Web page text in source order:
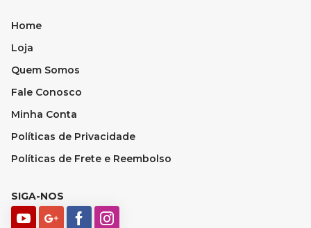
Home
Loja
Quem Somos
Fale Conosco
Minha Conta
Políticas de Privacidade
Políticas de Frete e Reembolso
SIGA-NOS